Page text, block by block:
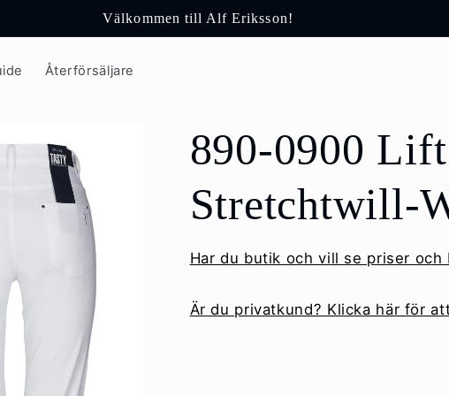
Välkommen till Alf Eriksson!
Återförsäljare
890-0900
Stretchtwill-
Har du butik och vill se priser och
Är du privatkund? Klicka här för